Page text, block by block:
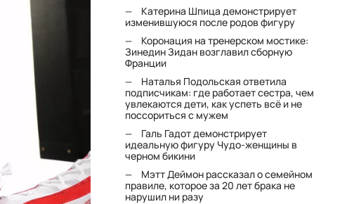
Катерина Шпица демонстрирует
изменившуюся после родов фигуру
Коронация на тренерском мостике:
Зинедин Зидан возглавил сборную
Франции
Наталья Подольская ответила
подписчикам: где работает сестра, чем
увлекаются дети, как успеть всё и не
поссориться с мужем
Галь Гадот демонстрирует
идеальную фигуру Чудо-женщины в
черном бикини
Мэтт Деймон рассказал о семейном
правиле, которое за 20 лет брака не
нарушил ни разу